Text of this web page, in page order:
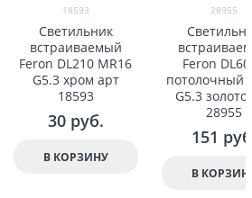
18593
Светильник
встраиваемый
Feron DL210 MR16
G5.3 хром арт
18593
30 руб.
В КОРЗИНУ
28955
Feron
потолочный
G5.3 золото
28955
151
В